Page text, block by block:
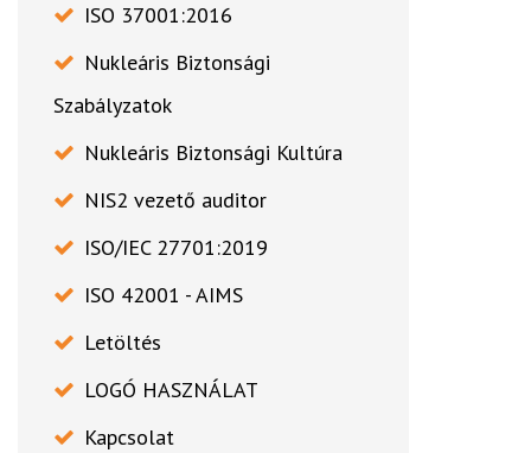
ISO 37001:2016
Nukleáris Biztonsági
Szabályzatok
Nukleáris Biztonsági Kultúra
NIS2 vezető auditor
ISO/IEC 27701:2019
ISO 42001 - AIMS
Letöltés
LOGÓ HASZNÁLAT
Kapcsolat